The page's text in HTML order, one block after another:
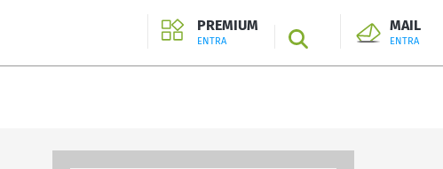
PREMIUM
ENTRA SEARCH
MAIL
ENTRA